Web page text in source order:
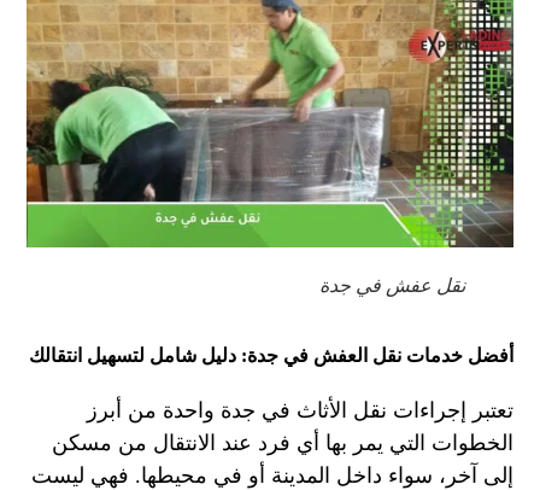
نقل عفش في جدة
أفضل خدمات نقل العفش في جدة: دليل شامل لتسهيل انتقالك
تعتبر إجراءات نقل الأثاث في جدة واحدة من أبرز
الخطوات التي يمر بها أي فرد عند الانتقال من مسكن
إلى آخر، سواء داخل المدينة أو في محيطها. فهي ليست